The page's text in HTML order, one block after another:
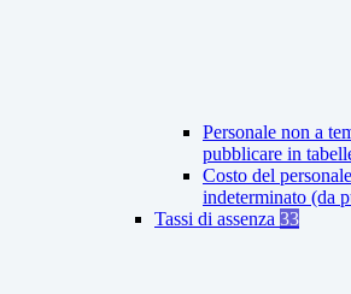
Personale non a
pubblicare in
Costo del
indeterminato (da
Tassi di assenza 33